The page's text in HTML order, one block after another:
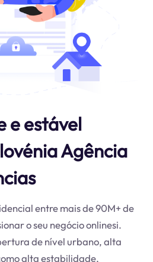
e estável
Agência
entre mais de 90M+ de
o seu negócio onlinesi.
de nível urbano, alta
alta estabilidade,